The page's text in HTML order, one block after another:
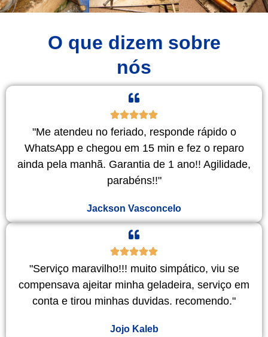
O que dizem sobre
nós
"Me atendeu no feriado, responde rápido o
WhatsApp e chegou em 15 min e fez o reparo
ainda pela manhã. Garantia de 1 ano!! Agilidade,
parabéns!!"
Jackson Vasconcelo
"Serviço maravilho!!! muito simpático, viu se
compensava ajeitar minha geladeira, serviço em
conta e tirou minhas duvidas. recomendo."
Jojo Kaleb